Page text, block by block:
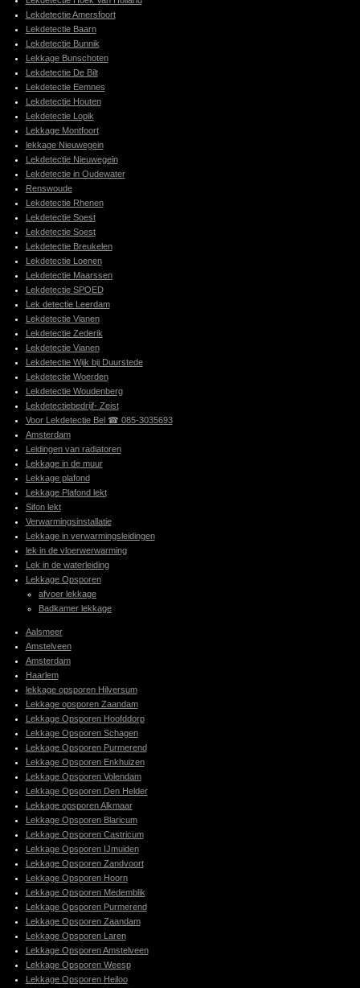
Lekdetectie Amersfoort
Lekdetectie Baarn
Lekdetectie Bunnik
Lekkage Bunschoten
Lekdetectie De Bilt
Lekdetectie Eemnes
Lekdetectie Houten
Lekdetectie Lopik
Lekkage Montfoort
lekkage Nieuwegein
Lekdetectie Nieuwegein
Lekdetectie in Oudewater
Renswoude
Lekdetectie Rhenen
Lekdetectie Soest
Lekdetectie Soest
Lekdetectie Breukelen
Lekdetectie Loenen
Lekdetectie Maarssen
Lekdetectie SPOED
Lek detectie Leerdam
Lekdetectie Vianen
Lekdetectie Zederik
Lekdetectie Vianen
Lekdetectie Wijk bij Duurstede
Lekdetectie Woerden
Lekdetectie Woudenberg
Lekdetectiebedrijf- Zeist
Voor Lekdetectie Bel ☎ 085-3035693
Amsterdam
Leidingen van radiatoren
Lekkage in de muur
Lekkage plafond
Lekkage Plafond lekt
Sifon lekt
Verwarmingsinstallatie
Lekkage in verwarmingsleidingen
lek in de vloerwerwarming
Lek in de waterleiding
Lekkage Opsporen
afvoer lekkage
Badkamer lekkage
Aalsmeer
Amstelveen
Amsterdam
Haarlem
lekkage opsporen Hilversum
Lekkage opsporen Zaandam
Lekkage Opsporen Hoofddorp
Lekkage Opsporen Schagen
Lekkage Opsporen Purmerend
Lekkage Opsporen Enkhuizen
Lekkage Opsporen Volendam
Lekkage Opsporen Den Helder
Lekkage opsporen Alkmaar
Lekkage Opsporen Blaricum
Lekkage Opsporen Castricum
Lekkage Opsporen IJmuiden
Lekkage Opsporen Zandvoort
Lekkage Opsporen Hoorn
Lekkage Opsporen Medemblik
Lekkage Opsporen Purmerend
Lekkage Opsporen Zaandam
Lekkage Opsporen Laren
Lekkage Opsporen Amstelveen
Lekkage Opsporen Weesp
Lekkage Opsporen Heiloo